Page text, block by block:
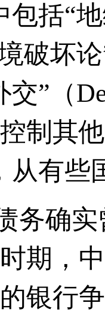
包括“
破坏
交”（
制其
从有些
务确
期，
银行